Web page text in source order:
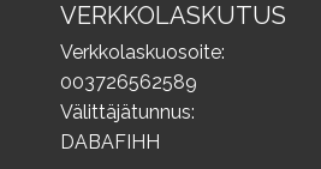
VERKKOLASKUTUS
Verkkolaskuosoite:
003726562589
Välittäjätunnus:
DABAFIHH